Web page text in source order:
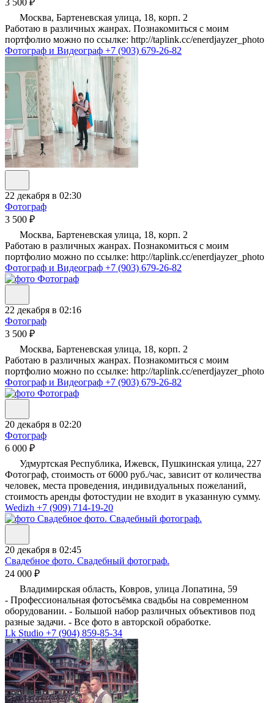
3 500 ₽
Москва, Бартеневская улица, 18, корп. 2
Работаю в различных жанрах. Познакомиться с моим
портфолио можно по ссылке: http://taplink.cc/enerdjayzer_photo
Фотограф и Видеограф +7 (903) 679-26-82
22 декабря в 02:30
Фотограф
3 500 ₽
Москва, Бартеневская улица, 18, корп. 2
Работаю в различных жанрах. Познакомиться с моим
портфолио можно по ссылке: http://taplink.cc/enerdjayzer_photo
Фотограф и Видеограф +7 (903) 679-26-82
22 декабря в 02:16
Фотограф
3 500 ₽
Москва, Бартеневская улица, 18, корп. 2
Работаю в различных жанрах. Познакомиться с моим
портфолио можно по ссылке: http://taplink.cc/enerdjayzer_photo
Фотограф и Видеограф +7 (903) 679-26-82
20 декабря в 02:20
Фотограф
6 000 ₽
Удмуртская Республика, Ижевск, Пушкинская улица, 227
Фотограф, стоимость от 6000 руб./час, зависит от количества
человек, места проведения, индивидуальных пожеланий,
стоимость аренды фотостудии не входит в указанную сумму.
Wedizh +7 (909) 714-19-20
20 декабря в 02:45
Свадебное фото. Свадебный фотограф.
24 000 ₽
Владимирская область, Ковров, улица Лопатина, 59
- Профессиональная фотосъёмка свадьбы на современном
оборудовании. - Большой набор различных объективов под
разные задачи. - Все фото в авторской обработке.
Lk Studio +7 (904) 859-85-34